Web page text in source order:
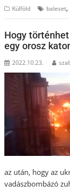
Külföld baleset,
Hogy
egy orosz
2022.10.23.
az után, hogy az
vadászbombázó